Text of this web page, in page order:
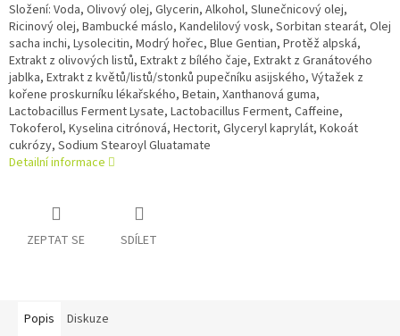
Složení: Voda, Olivový olej, Glycerin, Alkohol, Slunečnicový olej,
Ricinový olej, Bambucké máslo, Kandelilový vosk, Sorbitan stearát, Olej
sacha inchi, Lysolecitin, Modrý hořec, Blue Gentian, Protěž alpská,
Extrakt z olivových listů, Extrakt z bílého čaje, Extrakt z Granátového
jablka, Extrakt z květů/listů/stonků pupečníku asijského, Výtažek z
kořene proskurníku lékařského, Betain, Xanthanová guma,
Lactobacillus Ferment Lysate, Lactobacillus Ferment, Caffeine,
Tokoferol, Kyselina citrónová, Hectorit, Glyceryl kaprylát, Kokoát
cukrózy, Sodium Stearoyl Gluatamate
Detailní informace
ZEPTAT SE SDÍLET
Popis Diskuze